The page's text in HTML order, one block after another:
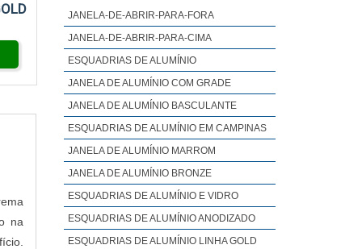
na
JANELA-DE-ABRIR-PARA-FORA
JANELA-DE-ABRIR-PARA-CIMA
ESQUADRIAS DE ALUMÍNIO
JANELA DE ALUMÍNIO COM GRADE
JANELA DE ALUMÍNIO BASCULANTE
ESQUADRIAS DE ALUMÍNIO EM CAMPINAS
JANELA DE ALUMÍNIO MARROM
JANELA DE ALUMÍNIO BRONZE
ESQUADRIAS DE ALUMÍNIO E VIDRO
ESQUADRIAS DE ALUMÍNIO ANODIZADO
ESQUADRIAS DE ALUMÍNIO LINHA GOLD